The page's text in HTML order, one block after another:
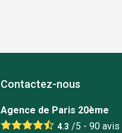
Contactez-nous
Agence de Paris 20ème
4.3 /5 - 90 avis